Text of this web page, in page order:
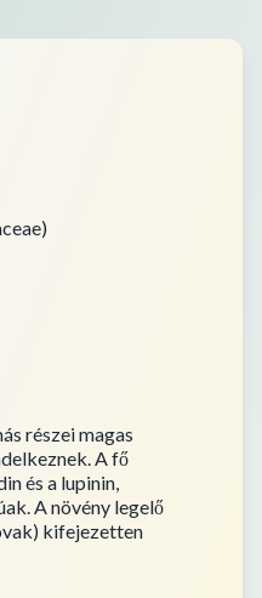
részei magas
A fő
és a lupinin,
A növény legelő
kifejezetten